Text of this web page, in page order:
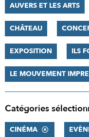
AUVERS ET LES ARTS
CHÂTEAU
EXPOSITION ILS
LE MOUVEMENT
Catégories
CINÉMA